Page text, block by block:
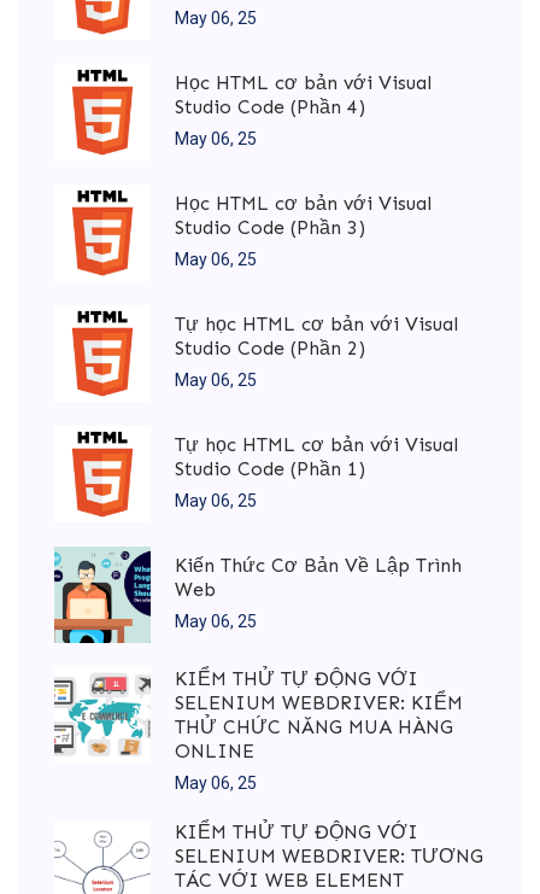
May 06, 25
Học HTML cơ bản với Visual
Studio Code (Phần 4)
May 06, 25
Học HTML cơ bản với Visual
Studio Code (Phần 3)
May 06, 25
Tự học HTML cơ bản với Visual
Studio Code (Phần 2)
May 06, 25
Tự học HTML cơ bản với Visual
Studio Code (Phần 1)
May 06, 25
Kiến Thức Cơ Bản Về Lập Trình
Web
May 06, 25
KIỂM THỬ TỰ ĐỘNG VỚI
SELENIUM WEBDRIVER: KIỂM
THỬ CHỨC NĂNG MUA HÀNG
ONLINE
May 06, 25
KIỂM THỬ TỰ ĐỘNG VỚI
SELENIUM WEBDRIVER: TƯƠNG
TÁC VỚI WEB ELEMENT